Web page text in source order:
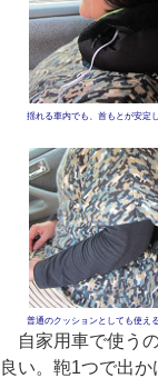
揺れる車内でも、首もとが安定
普通のクッションとしても使える
自家用車で使う
良い。鞄1つで出